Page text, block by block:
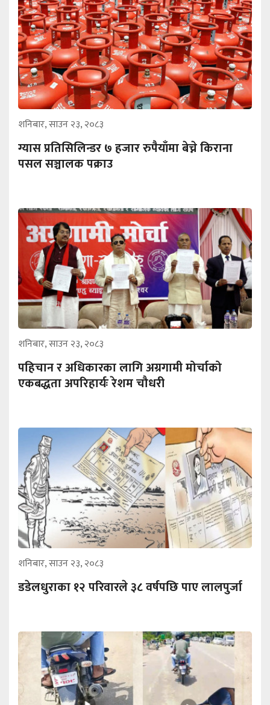
शनिबार, साउन २३, २०८३
ग्यास प्रतिसिलिन्डर ७ हजार रुपैयाँमा बेच्ने किराना
पसल सञ्चालक पक्राउ
शनिबार, साउन २३, २०८३
पहिचान र अधिकारका लागि अग्रगामी मोर्चाको
एकबद्धता अपरिहार्यः रेशम चौधरी
शनिबार, साउन २३, २०८३
डडेलधुराका १२ परिवारले ३८ वर्षपछि पाए लालपुर्जा